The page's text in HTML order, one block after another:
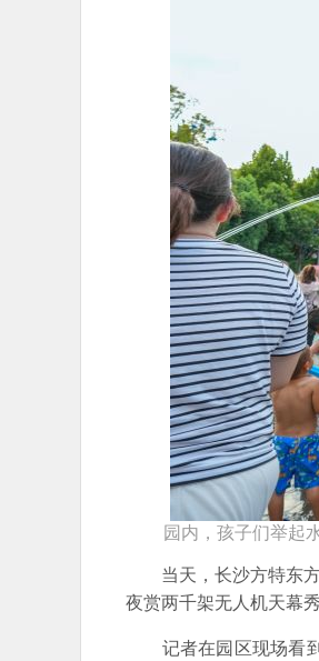
园内，孩子们举起
当天，长沙方特东方
夜赏两千架无人机天幕
记者在园区现场看到